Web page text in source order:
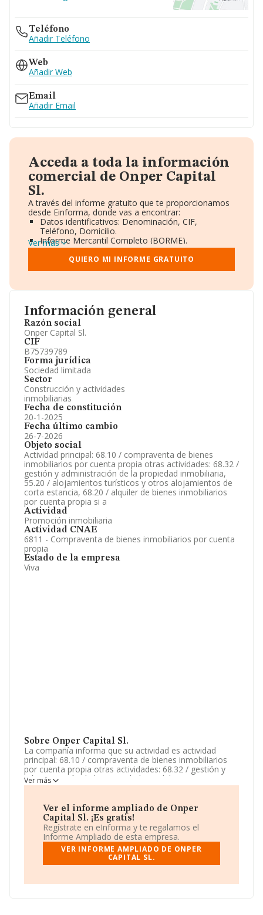
Información general
Razón social
Onper Capital Sl.
CIF
B75739789
Forma jurídica
Sociedad limitada
Sector
Construcción y actividades
inmobiliarias
Fecha de constitución
20-1-2025
Fecha último cambio
26-7-2026
Objeto social
Actividad principal: 68.10 / compraventa de bienes
inmobiliarios por cuenta propia otras actividades: 68.32 /
gestión y administración de la propiedad inmobiliaria,
55.20 / alojamientos turísticos y otros alojamientos de
corta estancia, 68.20 / alquiler de bienes inmobiliarios
por cuenta propia si a
Actividad
Promoción inmobiliaria
Actividad CNAE
6811 - Compraventa de bienes inmobiliarios por cuenta
propia
Estado de la empresa
Viva
Sobre Onper Capital Sl.
La compañía informa que su actividad es actividad
principal: 68.10 / compraventa de bienes inmobiliarios
por cuenta propia otras actividades: 68.32 / gestión y
administración de la propiedad inmobiliaria, 55.20 /
alojamientos turísticos y otros alojamientos de corta
cuenta propia si a. La empresa está registrada como
Sociedad Limitada. La actividad de referencia CNAE
corresponde a '%cnae%', cuyo Código es 6811. La
compañía no tiene actividad en mercados exteriores.
La sociedad españolaOnper Capital S.L, B75739789,
se encuentra en Calle Cuesta De Pinillos núm. 20,
Ver más
Ver el informe ampliado de Onper
Capital Sl. ¡Es gratis!
Regístrate en eInforma y te regalamos el
Informe Ampliado de esta empresa.
VER INFORME AMPLIADO DE ONPER
CAPITAL SL.
Teléfono
Añadir Teléfono
Web
Añadir Web
Email
Añadir Email
Acceda a toda la información
comercial de Onper Capital
Sl.
A través del informe gratuito que te proporcionamos
desde Einforma, donde vas a encontrar:
Datos identificativos: Denominación, CIF,
Teléfono, Domicilio.
Informe Mercantil Completo (BORME).
Gráficos de Evolución Ventas y Empleados.
Consejo de Administración y Administradores.
Directivos y Ejecutivos.
Información oficial y registral complementaria.
Ver más
QUIERO MI INFORME GRATUITO